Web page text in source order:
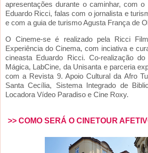
apresentações durante o caminhar, com o
Eduardo Ricci, falas com o jornalista e
e com a guia de turismo Agusta França de
O Cineme-se é realizado pela Ricci
Experiência do Cinema, com inciativa e
cineasta Eduardo Ricci. Co-realização do
Mágica, LabCine, da Unisanta e parceria
com a Revista 9. Apoio Cultural da Afro
Santa Cecília, Sistema Integrado de
Locadora Vídeo Paradiso e Cine Roxy.
>> COMO SERÁ O CINETOUR